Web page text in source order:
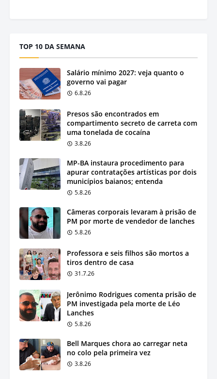
TOP 10 DA SEMANA
Salário mínimo 2027: veja quanto o
governo vai pagar
6.8.26
Presos são encontrados em
compartimento secreto de carreta com
uma tonelada de cocaína
3.8.26
MP-BA instaura procedimento para
apurar contratações artísticas por dois
municípios baianos; entenda
5.8.26
Câmeras corporais levaram à prisão de
PM por morte de vendedor de lanches
5.8.26
Professora e seis filhos são mortos a
tiros dentro de casa
31.7.26
Jerônimo Rodrigues comenta prisão de
PM investigada pela morte de Léo
Lanches
5.8.26
Bell Marques chora ao carregar neta
no colo pela primeira vez
3.8.26